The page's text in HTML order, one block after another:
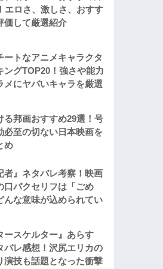
エロさ、激しさ、おすす
価して厳選紹介
ートなアニメキャラクタ
ングTOP20！強さや能力
メにヤバいキャラを厳選
る邦画おすすめ29選！号
必至の切ない日本映画を
め
者』ネタバレ考察！映画
口パクセリフは「ごめ
んな意味が込められてい
ースケルター』あらす
バレ感想！沢尻エリカの
演技も話題となった衝撃